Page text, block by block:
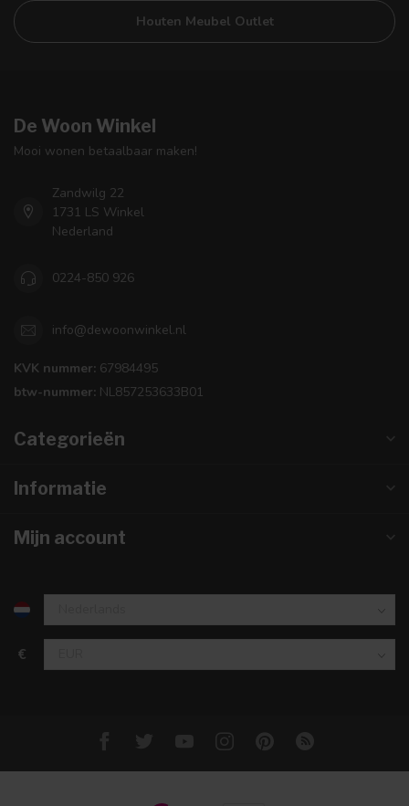
Houten Meubel Outlet
De Woon Winkel
Mooi wonen betaalbaar maken!
Zandwilg 22
1731 LS Winkel
Nederland
0224-850 926
info@dewoonwinkel.nl
KVK nummer: 67984495
btw-nummer: NL857253633B01
Categorieën
Informatie
Mijn account
€